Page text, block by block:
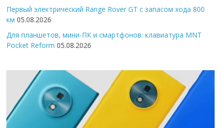
Первый электрический Range Rover GT с запасом хода 800
км 05.08.2026
Для планшетов, мини-ПК и смартфонов: клавиатура MNT
Pocket Reform 05.08.2026